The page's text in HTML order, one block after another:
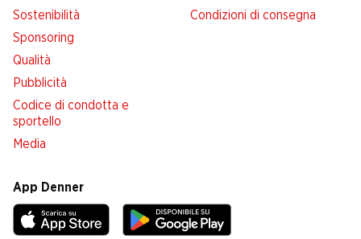
Sostenibilità
Sponsoring
Qualità
Pubblicità
Codice di condotta e
sportello
Media
Condizioni di consegna
App Denner